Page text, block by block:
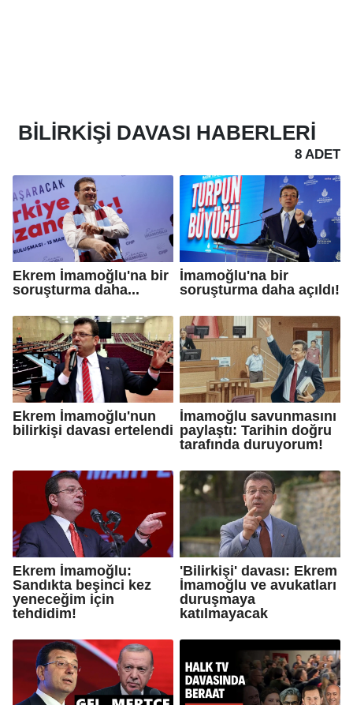
BILIRKIŞI DAVASI HABERLERI
8 ADET
Ekrem İmamoğlu'na bir
soruşturma daha...
İmamoğlu'na bir
soruşturma daha açıldı!
Ekrem İmamoğlu'nun
bilirkişi davası ertelendi
İmamoğlu savunmasını
paylaştı: Tarihin doğru
tarafında duruyorum!
Ekrem İmamoğlu:
Sandıkta beşinci kez
yeneceğim için
tehdidim!
'Bilirkişi' davası: Ekrem
İmamoğlu ve avukatları
duruşmaya
katılmayacak